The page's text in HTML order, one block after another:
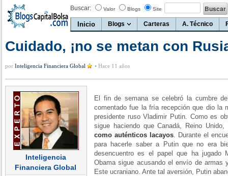
Buscar: Valor Blogs Site
Inicio Blogs Carteras A. Técnico
Cuidado, ¡no se metan con
por Inteligencia Financiera Global • Hace 11 años
Inteligencia
Financiera Global
El fin de semana se celebró la cumbre
comentado fue la fría recepción que dio la
presidente ruso Vladimir Putin. Como es
sigue haciendo que Canadá, Reino
como auténticos lacayos. Durante el
para hacerle saber a Putin que no era
desencuentro es el papel que ha jugado
Obama sigue acusando el envío de
Este ucraniano. Ante tal aversión, Putin